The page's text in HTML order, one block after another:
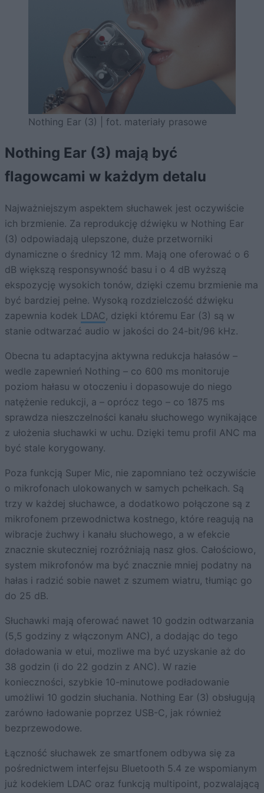
Nothing Ear (3) | fot. materiały prasowe
Nothing Ear (3) mają być
flagowcami w każdym detalu
Najważniejszym aspektem słuchawek jest oczywiście
ich brzmienie. Za reprodukcję dźwięku w Nothing Ear
(3) odpowiadają ulepszone, duże przetworniki
dynamiczne o średnicy 12 mm. Mają one oferować o 6
dB większą responsywność basu i o 4 dB wyższą
ekspozycję wysokich tonów, dzięki czemu brzmienie ma
być bardziej pełne. Wysoką rozdzielczość dźwięku
zapewnia kodek LDAC, dzięki któremu Ear (3) są w
stanie odtwarzać audio w jakości do 24-bit/96 kHz.
Obecna tu adaptacyjna aktywna redukcja hałasów –
wedle zapewnień Nothing – co 600 ms monitoruje
poziom hałasu w otoczeniu i dopasowuje do niego
natężenie redukcji, a – oprócz tego – co 1875 ms
sprawdza nieszczelności kanału słuchowego wynikające
z ułożenia słuchawki w uchu. Dzięki temu profil ANC ma
być stale korygowany.
Poza funkcją Super Mic, nie zapomniano też oczywiście
o mikrofonach ulokowanych w samych pchełkach. Są
trzy w każdej słuchawce, a dodatkowo połączone są z
mikrofonem przewodnictwa kostnego, które reagują na
wibracje żuchwy i kanału słuchowego, a w efekcie
znacznie skuteczniej rozróżniają nasz głos. Całościowo,
system mikrofonów ma być znacznie mniej podatny na
hałas i radzić sobie nawet z szumem wiatru, tłumiąc go
do 25 dB.
Słuchawki mają oferować nawet 10 godzin odtwarzania
(5,5 godziny z włączonym ANC), a dodając do tego
doładowania w etui, mozliwe ma być uzyskanie aż do
38 godzin (i do 22 godzin z ANC). W razie
konieczności, szybkie 10-minutowe podładowanie
umożliwi 10 godzin słuchania. Nothing Ear (3) obsługują
zarówno ładowanie poprzez USB-C, jak również
bezprzewodowe.
Łączność słuchawek ze smartfonem odbywa się za
pośrednictwem interfejsu Bluetooth 5.4 ze wspomianym
już kodekiem LDAC oraz funkcją multipoint, pozwalającą